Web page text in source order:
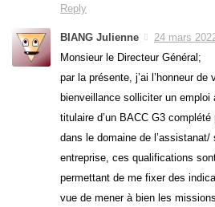
Reply
BIANG Julienne
24 mars
Monsieur le Directeur Général;
par la présente, j’ai l’honneur
bienveillance solliciter un
titulaire d’un BACC G3
dans le domaine de
entreprise, ces qualifications
permettant de me fixer des
vue de mener à bien les